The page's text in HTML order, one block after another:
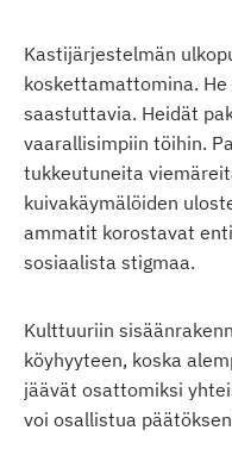
Kastijärjestelmän
koskettamattomina.
saastuttavia. Heidät
vaarallisimpiin töihin.
tukkeutuneita
kuivakäymälöiden
ammatit korostavat
sosiaalista stigmaa.
Kulttuuriin
köyhyyteen, koska
jäävät osattomiksi
voi osallistua